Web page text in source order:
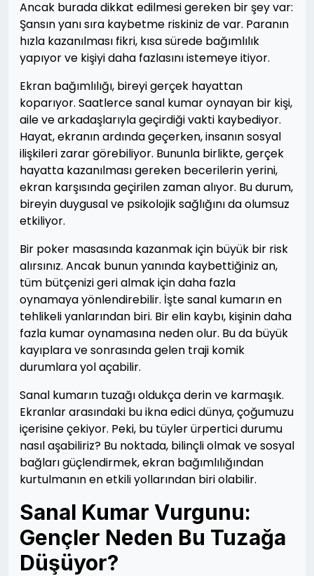
Ancak burada dikkat edilmesi gereken bir şey var:
Şansın yanı sıra kaybetme riskiniz de var. Paranın
hızla kazanılması fikri, kısa sürede bağımlılık
yapıyor ve kişiyi daha fazlasını istemeye itiyor.
Ekran bağımlılığı, bireyi gerçek hayattan
koparıyor. Saatlerce sanal kumar oynayan bir kişi,
aile ve arkadaşlarıyla geçirdiği vakti kaybediyor.
Hayat, ekranın ardında geçerken, insanın sosyal
ilişkileri zarar görebiliyor. Bununla birlikte, gerçek
hayatta kazanılması gereken becerilerin yerini,
ekran karşısında geçirilen zaman alıyor. Bu durum,
bireyin duygusal ve psikolojik sağlığını da olumsuz
etkiliyor.
Bir poker masasında kazanmak için büyük bir risk
alırsınız. Ancak bunun yanında kaybettiğiniz an,
tüm bütçenizi geri almak için daha fazla
oynamaya yönlendirebilir. İşte sanal kumarın en
tehlikeli yanlarından biri. Bir elin kaybı, kişinin daha
fazla kumar oynamasına neden olur. Bu da büyük
kayıplara ve sonrasında gelen traji komik
durumlara yol açabilir.
Sanal kumarın tuzağı oldukça derin ve karmaşık.
Ekranlar arasındaki bu ikna edici dünya, çoğumuzu
içerisine çekiyor. Peki, bu tüyler ürpertici durumu
nasıl aşabiliriz? Bu noktada, bilinçli olmak ve sosyal
bağları güçlendirmek, ekran bağımlılığından
kurtulmanın en etkili yollarından biri olabilir.
Sanal Kumar Vurgunu:
Gençler Neden Bu Tuzağa
Düşüyor?